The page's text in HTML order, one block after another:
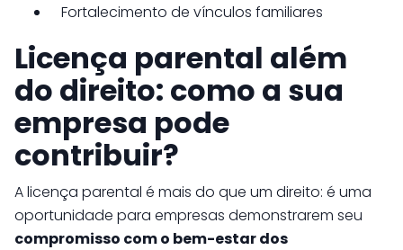
Fortalecimento de vínculos familiares
Licença parental além
do direito: como a sua
empresa pode
contribuir?
A licença parental é mais do que um direito: é uma
oportunidade para empresas demonstrarem seu
compromisso com o bem-estar dos